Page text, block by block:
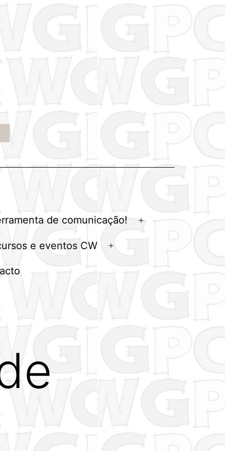
de comunicação!
Abrir
e eventos CW
Abrir